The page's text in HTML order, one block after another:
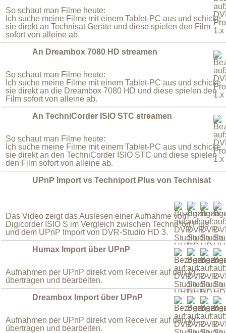
So schaut man Filme heute:
Ich suche meine Filme mit einem Tablet-PC aus und schicke
sie direkt an Technisat Geräte und diese spielen den Film
sofort von alleine ab.
An Dreambox 7080 HD streamen
So schaut man Filme heute:
Ich suche meine Filme mit einem Tablet-PC aus und schicke
sie direkt an die Dreambox 7080 HD und diese spielen den
Film sofort von alleine ab.
An TechniCorder ISIO STC streamen
So schaut man Filme heute:
Ich suche meine Filme mit einem Tablet-PC aus und schicke
sie direkt an den TechniCorder ISIO STC und diese spielen
den Film sofort von alleine ab.
UPnP Import vs Techniport Plus von Technisat
Das Video zeigt das Auslesen einer Aufnahme vom
Digicorder ISIO S im Vergleich zwischen TechniPort Plus
und dem UPnP Import von DVR-Studio HD 3.
Humax Import über UPnP
Aufnahmen per UPnP direkt vom Receiver auf den PC
übertragen und bearbeiten.
Dreambox Import über UPnP
Aufnahmen per UPnP direkt vom Receiver auf den PC
übertragen und bearbeiten.